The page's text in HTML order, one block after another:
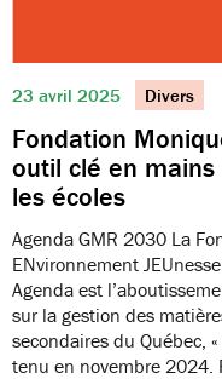
23 avril 2025 Divers
Fondation
outil clé en
les écoles
Agenda GMR 2030 La
ENvironnement
Agenda est
sur la gestion des
secondaires du Québec,
tenu en novembre 2024.